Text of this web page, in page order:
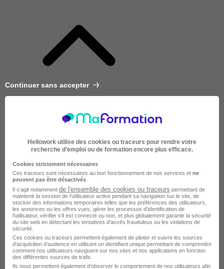
Très courte
Continuer sans accepter
Hellowork utilise des cookies ou traceurs pour rendre votre
recherche d’emploi ou de formation encore plus efficace.
Cookies strictement nécessaires
Ces traceurs sont nécessaires au bon fonctionnement de nos services et ne
peuvent pas être désactivés
Il s'agit notamment de l'ensemble des cookies ou traceurs permettant de
maintenir la session de l'utilisateur active pendant sa navigation sur le site, de
stocker des informations temporaires telles que les préférences des utilisateurs,
les annonces ou les offres vues, gérer les processus d'identification de
l'utilisateur, vérifier s'il est connecté ou non, et plus globalement garantir la sécurité
du site web en détectant les tentatives d'accès frauduleux ou les violations de
sécurité.
Ces cookies ou traceurs permettent également de piloter et suivre les sources
d'acquisition d'audience en utilisant un identifiant unique permettant de comprendre
comment nos utilisateurs naviguent sur nos sites et nos applications en fonction
des différentes sources de trafic.
Ils nous permettent également d’observer le comportement de nos utilisateurs afin